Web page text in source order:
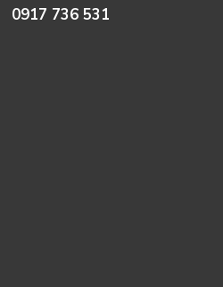
0917 736 531